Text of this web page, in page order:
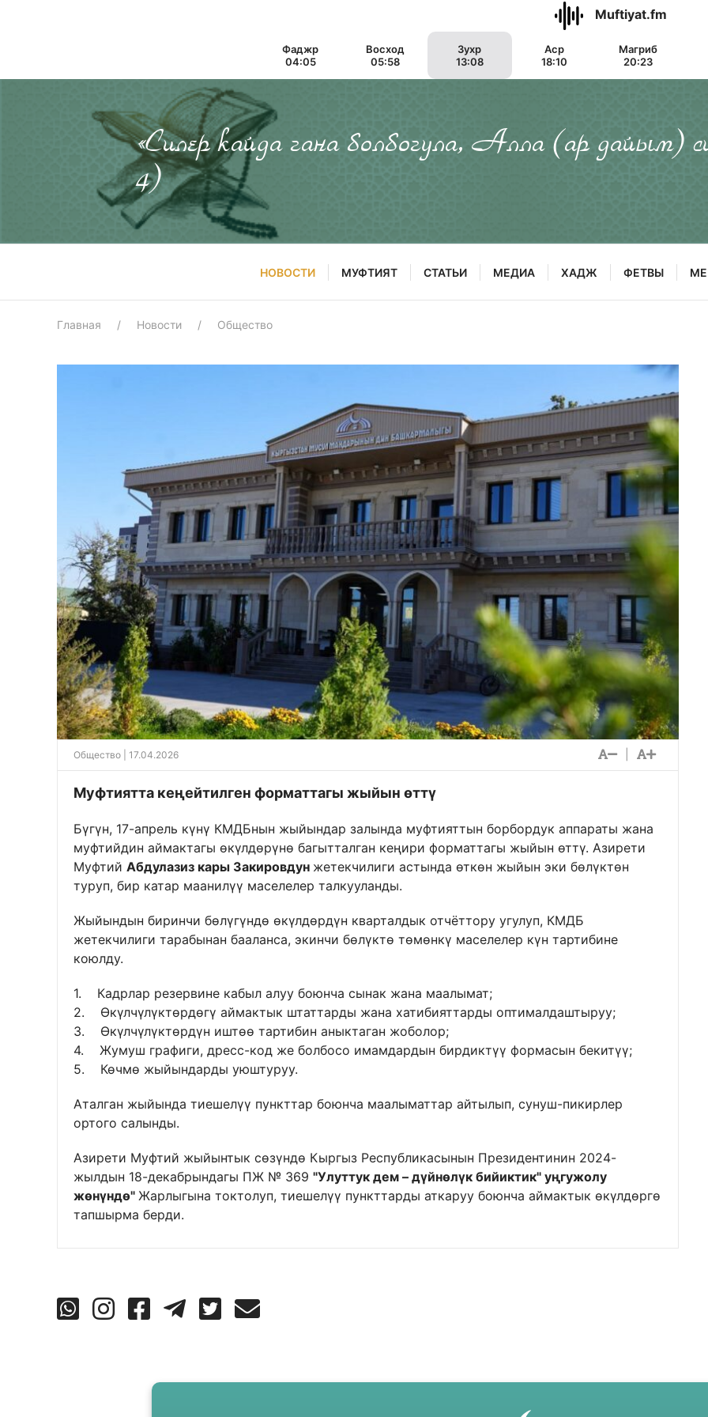
Muftiyat.fm
Фаджр
04:05
Восход
05:58
Зухр
13:08
Аср
18:10
Магриб
20:23
«Силер кайда гана болбогула, Алла (ар дайым)
4)
НОВОСТИ МУФТИЯТ СТАТЬИ МЕДИА ХАДЖ ФЕТВЫ
Главная Новости Общество
Общество | 17.04.2026
Муфтиятта кеңейтилген форматтагы жыйын өттү
Бүгүн, 17-апрель күнү КМДБнын жыйындар залында муфтияттын борбордук аппараты жана
муфтийдин аймактагы өкүлдөрүнө багытталган кеңири форматтагы жыйын өттү. Азирети
Муфтий Абдулазиз кары Закировдун жетекчилиги астында өткөн жыйын эки бөлүктөн
туруп, бир катар маанилүү маселелер талкууланды.
Жыйындын биринчи бөлүгүндө өкүлдөрдүн кварталдык отчёттору угулуп, КМДБ
жетекчилиги тарабынан бааланса, экинчи бөлүктө төмөнкү маселелер күн тартибине
коюлду.
1. Кадрлар резервине кабыл алуу боюнча сынак жана маалымат;
2. Өкүлчүлүктөрдөгү аймактык штаттарды жана хатибияттарды оптималдаштыруу;
3. Өкүлчүлүктөрдүн иштөө тартибин аныктаган жоболор;
4. Жумуш графиги, дресс-код же болбосо имамдардын бирдиктүү формасын бекитүү;
5. Көчмө жыйындарды уюштуруу.
Аталган жыйында тиешелүү пункттар боюнча маалыматтар айтылып, сунуш-пикирлер
ортого салынды.
Азирети Муфтий жыйынтык сөзүндө Кыргыз Республикасынын Президентинин 2024-
жылдын 18-декабрындагы ПЖ № 369 "Улуттук дем – дүйнөлүк бийиктик" уңгужолу
жөнүндө" Жарлыгына токтолуп, тиешелүү пункттарды аткаруу боюнча аймактык өкүлдөргө
тапшырма берди.